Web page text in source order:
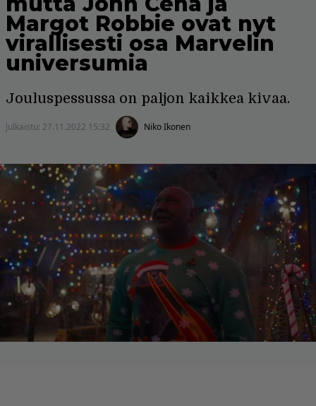
Margot Robbie ovat nyt
virallisesti osa Marvelin
universumia
Jouluspessussa on paljon kaikkea kivaa.
Julkaistu: 27.11.2022 15:32 Niko Ikonen